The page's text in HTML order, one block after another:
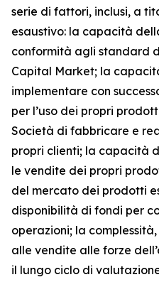
serie di fattori, inclusi, a
esaustivo: la capacità
conformità agli standard
Capital Market; la
implementare con
per l’uso dei propri
Società di fabbricare e
propri clienti; la capacità
le vendite dei propri
del mercato dei prodotti
disponibilità di fondi per
operazioni; la
alle vendite alle forze
il lungo ciclo di